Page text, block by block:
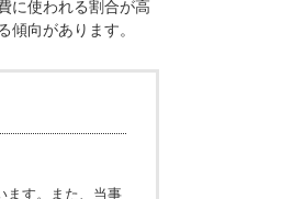
判断出来ないこともあります。
た年金が生活費に使われる割合が高